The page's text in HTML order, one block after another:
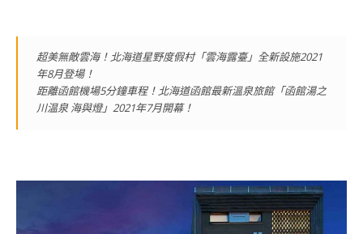
超美無敵雲海！北海道星野度假村「雲海露臺」全新設施2021
年8月登場！
距離函館機場5分鐘車程！北海道函館最新溫泉旅館「函館湯之
川温泉 海與燈」2021年7月開幕！